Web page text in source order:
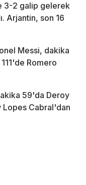
3-2 galip gelerek
Arjantin, son 16
Messi, dakika
Romero
59'da Deroy
Cabral'dan